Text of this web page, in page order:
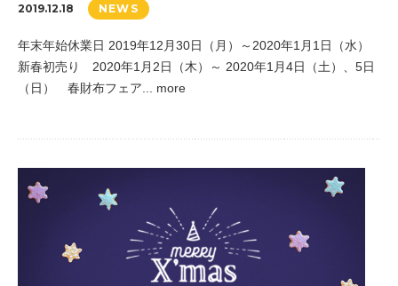
2019.12.18 NEWS
年末年始休業日 2019年12月30日（月）～2020年1月1日（水）
新春初売り 2020年1月2日（木）～ 2020年1月4日（土）、5日
（日） 春財布フェア... more